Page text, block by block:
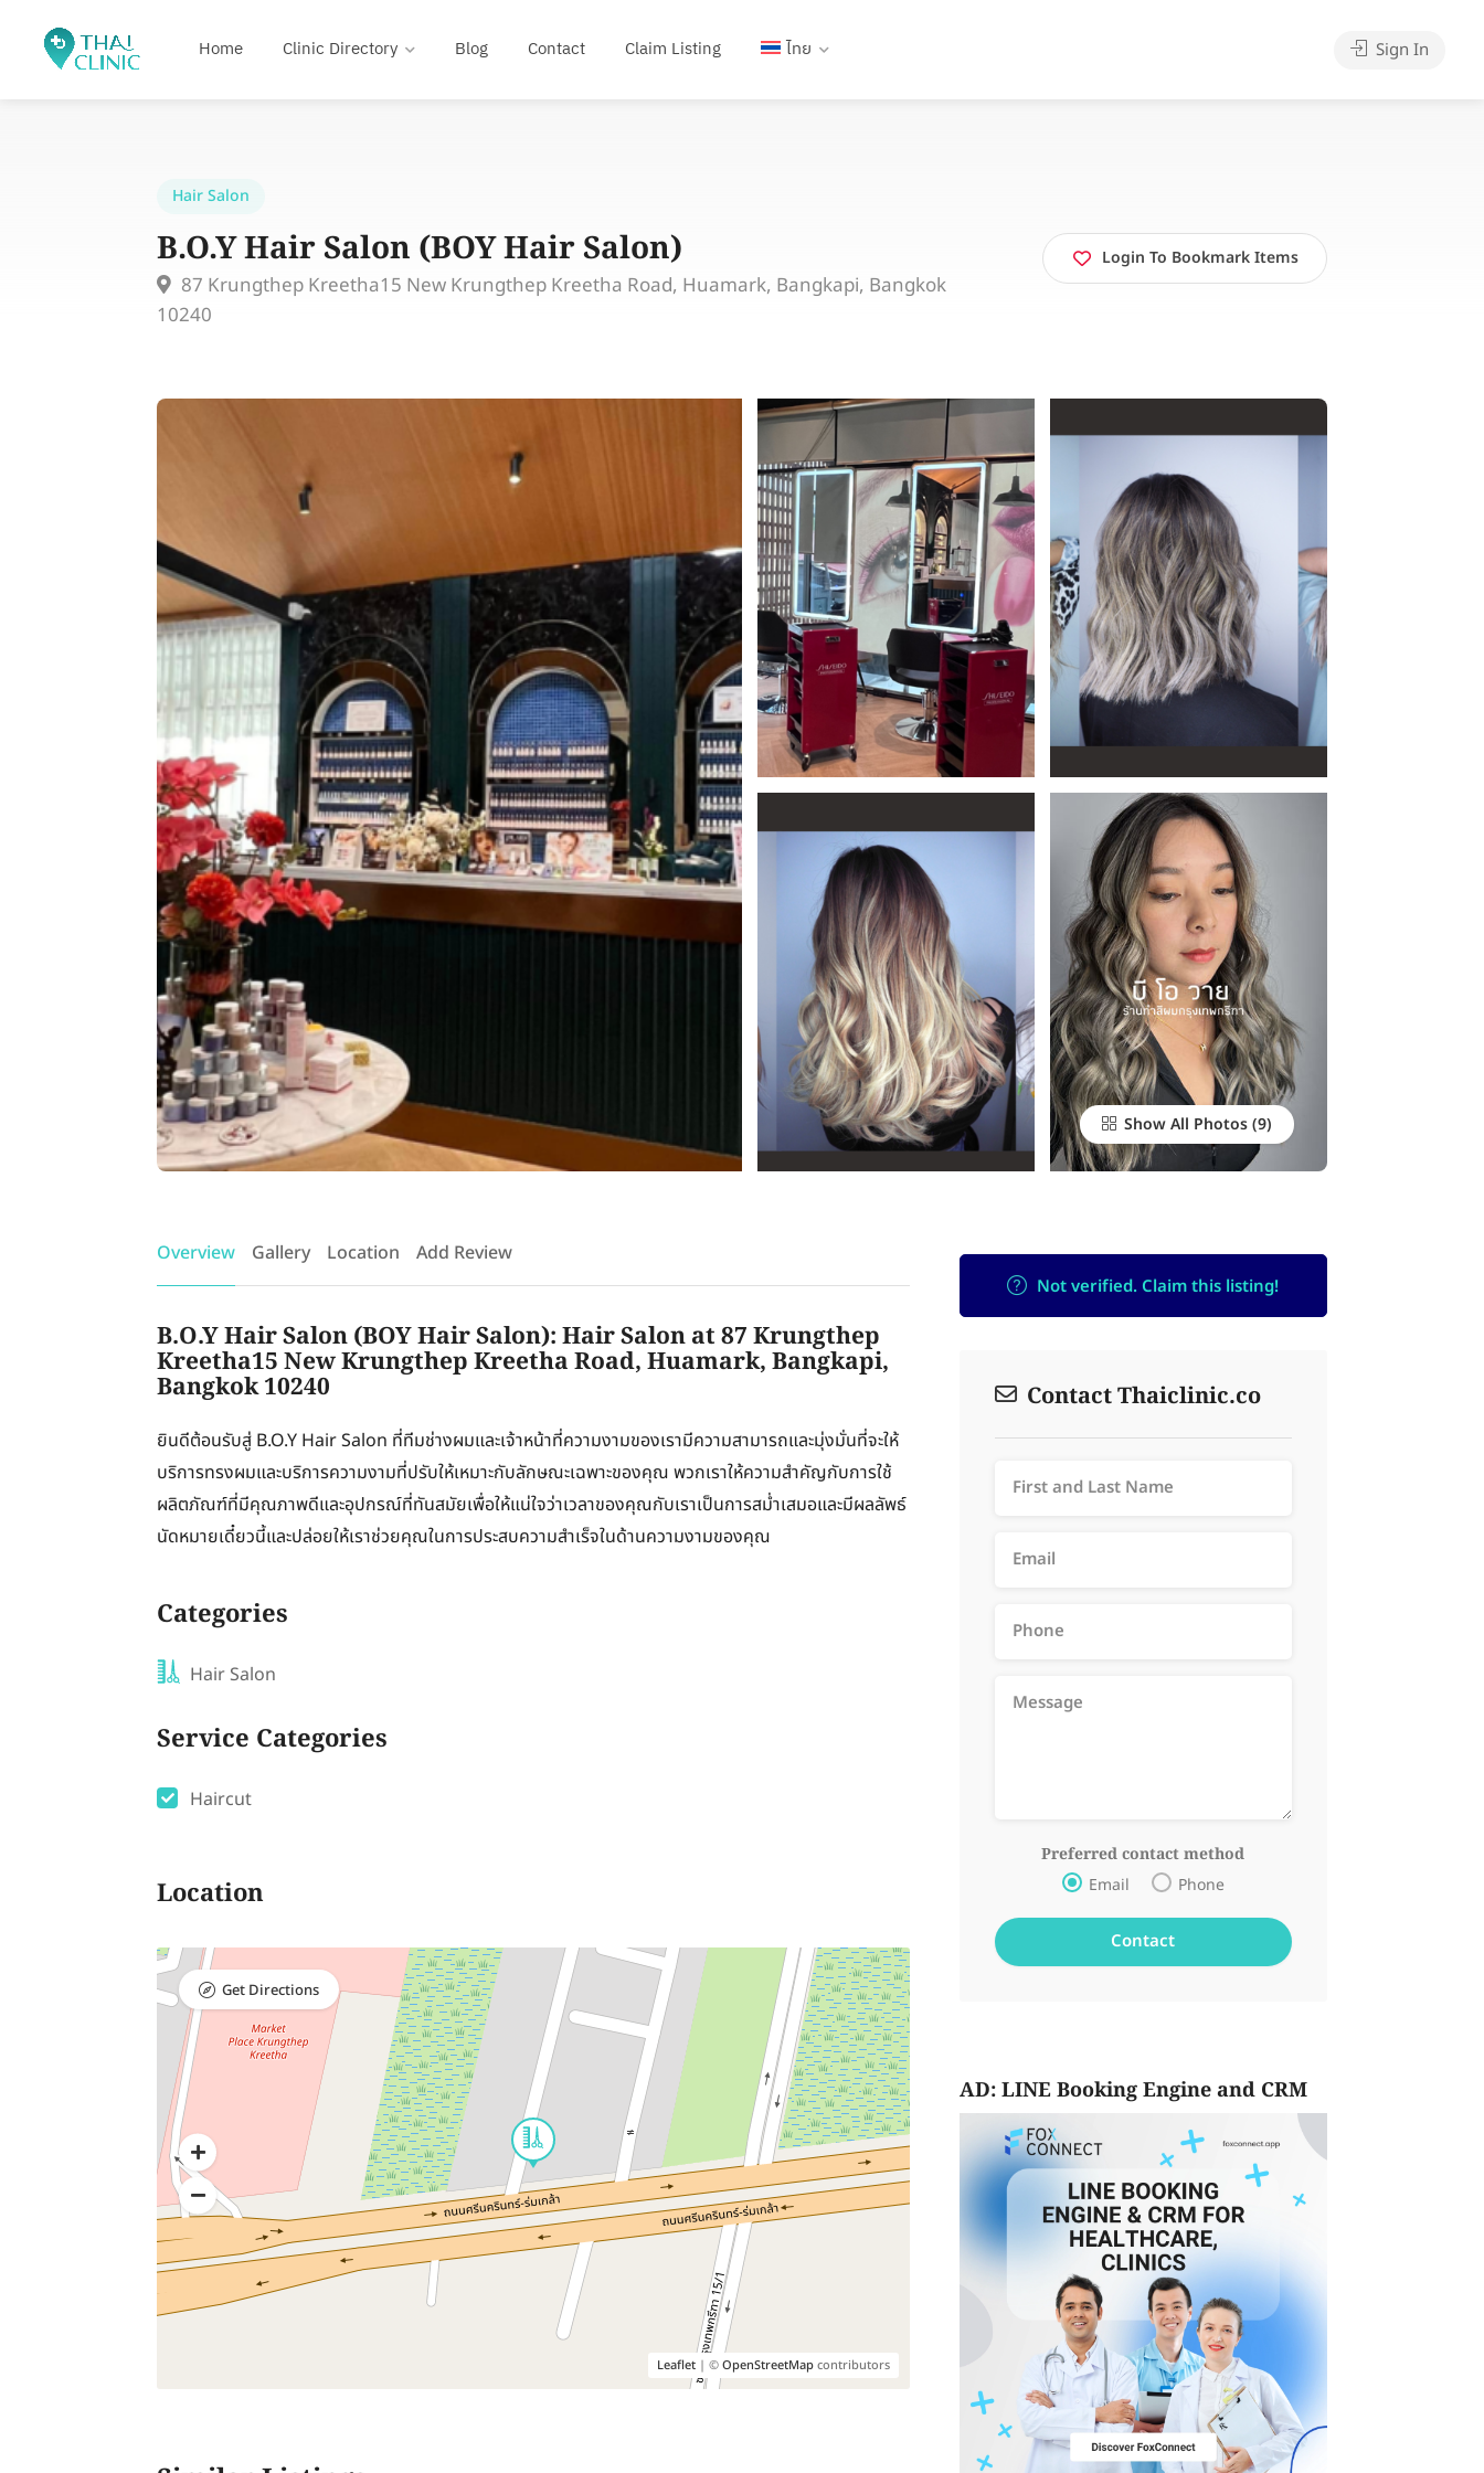
Home Clinic Directory Blog Contact Claim Listing ไทย Sign In
Hair Salon
B.O.Y Hair Salon (BOY Hair Salon)
87 Krungthep Kreetha15 New Krungthep Kreetha Road, Huamark, Bangkapi, Bangkok
10240
Login To Bookmark Items
Show All Photos
Overview Gallery Location Add Review
B.O.Y Hair Salon (BOY Hair Salon): Hair Salon at 87 Krungthep
Kreetha15 New Krungthep Kreetha Road, Huamark, Bangkapi,
Bangkok 10240
ยินดีต้อนรับสู่ B.O.Y Hair Salon ที่ทีมช่างผมและเจ้าหน้าที่ความงามของเรามีความสามารถและมุ่งมั่นที่จะให้
บริการทรงผมและบริการความงามที่ปรับให้เหมาะกับลักษณะเฉพาะของคุณ พวกเราให้ความสำคัญกับการใช้
ผลิตภัณฑ์ที่มีคุณภาพดีและอุปกรณ์ที่ทันสมัยเพื่อให้แน่ใจว่าเวลาของคุณกับเราเป็นการสม่ำเสมอและมีผลลัพธ์
นัดหมายเดี๋ยวนี้และปล่อยให้เราช่วยคุณในการประสบความสำเร็จในด้านความงามของคุณ
Categories
Hair Salon
Service Categories
Haircut
Location
Leaflet| ©OpenStreetMapcontributors
Get Directions
Not verified. Claim this listing!
Contact Thaiclinic.co
Preferred contact method
Email Phone
AD: LINE Booking Engine and CRM